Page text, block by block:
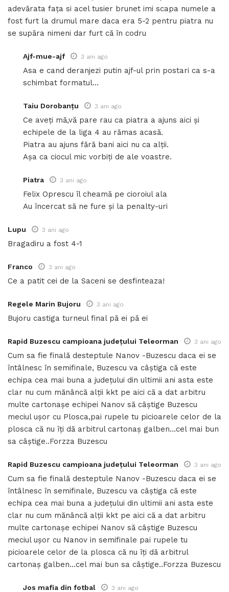
adevărata fața si acel tusier brunet imi scapa numele a
fost furt la drumul mare daca era 5-2 pentru piatra nu
se supăra nimeni dar furt că în codru
Ajf-mue-ajf 3 ani ago
Asa e cand deranjezi putin ajf-ul prin postari ca s-a
schimbat formatul…
Taiu Dorobanțu 3 ani ago
Ce aveți mă,vă pare rau ca piatra a ajuns aici și
echipele de la liga 4 au rămas acasă.
Piatra au ajuns fără bani aici nu ca alții.
Așa ca ciocul mic vorbiți de ale voastre.
Piatra 3 ani ago
Felix Oprescu îl cheamă pe cioroiul ala
Au încercat să ne fure și la penalty-uri
Lupu 3 ani ago
Bragadiru a fost 4-1
Franco 3 ani ago
Ce a patit cei de la Saceni se desfinteaza!
Regele Marin Bujoru 3 ani ago
Bujoru castiga turneul final pă ei pă ei
Rapid Buzescu campioana județului Teleorman 3 ani ago
Cum sa fie finală desteptule Nanov -Buzescu daca ei se
întâlnesc în semifinale, Buzescu va câștiga că este
echipa cea mai buna a județului din ultimii ani asta este
clar nu cum mănâncă alții kkt pe aici că a dat arbitru
multe cartonașe echipei Nanov să câștige Buzescu
meciul ușor cu Plosca,pai rupele tu picioarele celor de la
plosca că nu îți dă arbitrul cartonaș galben…cel mai bun
sa câștige..Forzza Buzescu
Rapid Buzescu campioana județului Teleorman 3 ani ago
Cum sa fie finală desteptule Nanov -Buzescu daca ei se
întâlnesc în semifinale, Buzescu va câștiga că este
echipa cea mai buna a județului din ultimii ani asta este
clar nu cum mănâncă alții kkt pe aici că a dat arbitru
multe cartonașe echipei Nanov să câștige Buzescu
meciul ușor cu Nanov in semifinale pai rupele tu
picioarele celor de la plosca că nu îți dă arbitrul
cartonaș galben…cel mai bun sa câștige..Forzza Buzescu
Jos mafia din fotbal 3 ani ago